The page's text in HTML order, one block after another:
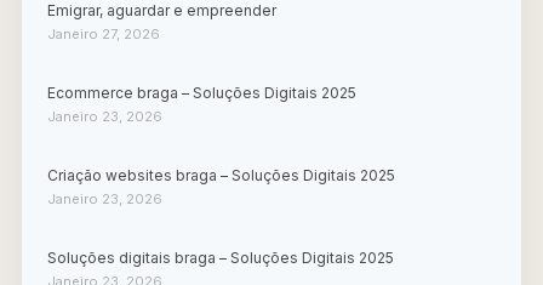
Emigrar, aguardar e empreender
Janeiro 27, 2026
Ecommerce braga – Soluções Digitais 2025
Janeiro 23, 2026
Criação websites braga – Soluções Digitais 2025
Janeiro 23, 2026
Soluções digitais braga – Soluções Digitais 2025